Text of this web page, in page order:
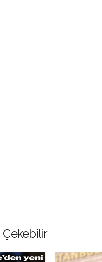
Çekebilir